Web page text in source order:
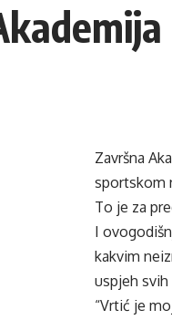
Završna
sportskom
To je za
I
kakvim
uspjeh
“Vrtić je